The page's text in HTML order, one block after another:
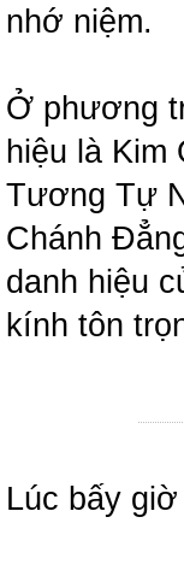
nhớ niệm.
Ở phương
hiệu là Kim
Tương Tự
Chánh
danh hiệu
kính tôn
Lúc bấy